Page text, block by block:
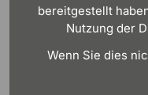
bereitgestellt
Nutzung der
Wenn Sie dies
egal, ob von der
ist das Mitwirken von
notariell
Voraussetzung,